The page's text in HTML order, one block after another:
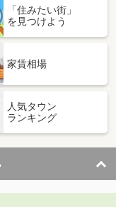
「住みたい街」
を見つけよう
家賃相場
人気タウン
ランキング